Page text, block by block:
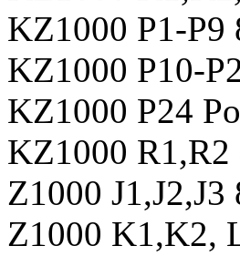
KZ1000 P1-P9
KZ1000 P10-
KZ1000 P24
KZ1000 R1,R2
Z1000 J1,J2,J3
Z1000 K1,K2,